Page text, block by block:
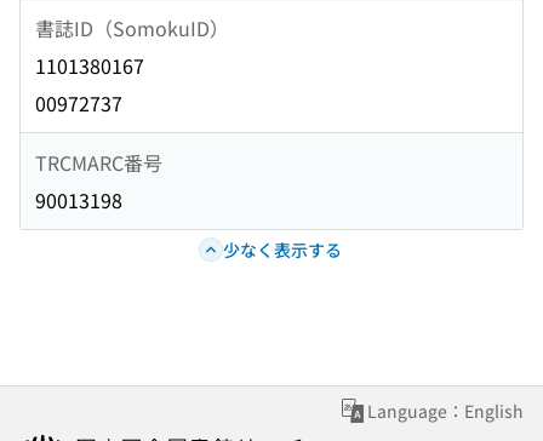
書誌ID（SomokuID）
1101380167
00972737
TRCMARC番号
90013198
少なく表示する
Language：English